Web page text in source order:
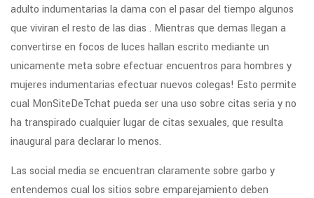
adulto indumentarias la dama con el pasar del tiempo algunos
que viviran el resto de las dias . Mientras que demas llegan a
convertirse en focos de luces hallan escrito mediante un
unicamente meta sobre efectuar encuentros para hombres y
mujeres indumentarias efectuar nuevos colegas! Esto permite
cual MonSiteDeTchat pueda ser una uso sobre citas seria y no
ha transpirado cualquier lugar de citas sexuales, que resulta
inaugural para declarar lo menos.
Las social media se encuentran claramente sobre garbo y
entendemos cual los sitios sobre emparejamiento deben